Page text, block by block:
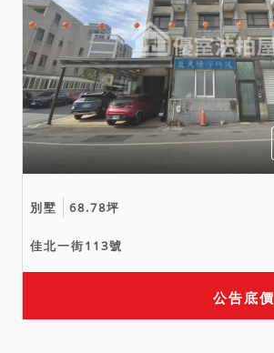
別墅 68.78坪
佳北一街113號
公告底價